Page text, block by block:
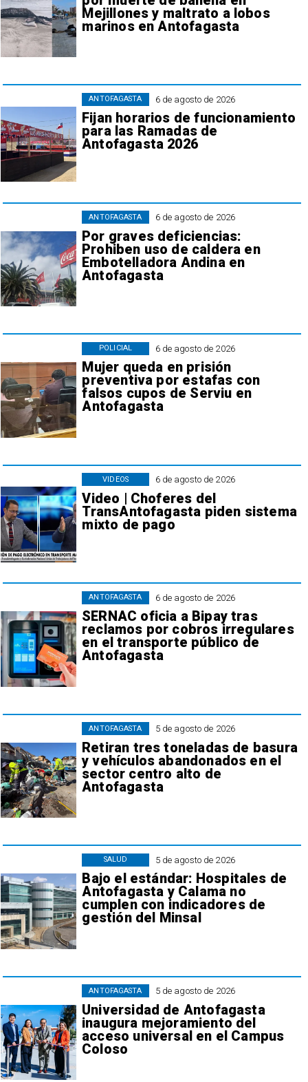
Mejillones y maltrato a lobos
marinos en Antofagasta
6 de agosto de 2026
Fijan horarios de funcionamiento
para las Ramadas de
Antofagasta 2026
ANTOFAGASTA
6 de agosto de 2026
Por graves deficiencias:
Prohiben uso de caldera en
Embotelladora Andina en
Antofagasta
ANTOFAGASTA
6 de agosto de 2026
Mujer queda en prisión
preventiva por estafas con
falsos cupos de Serviu en
Antofagasta
POLICIAL
6 de agosto de 2026
Video | Choferes del
TransAntofagasta piden sistema
mixto de pago
VIDEOS
6 de agosto de 2026
SERNAC oficia a Bipay tras
reclamos por cobros irregulares
en el transporte público de
Antofagasta
ANTOFAGASTA
5 de agosto de 2026
Retiran tres toneladas de basura
y vehículos abandonados en el
sector centro alto de
Antofagasta
ANTOFAGASTA
5 de agosto de 2026
Bajo el estándar: Hospitales de
Antofagasta y Calama no
cumplen con indicadores de
gestión del Minsal
SALUD
5 de agosto de 2026
Universidad de Antofagasta
inaugura mejoramiento del
acceso universal en el Campus
Coloso
ANTOFAGASTA